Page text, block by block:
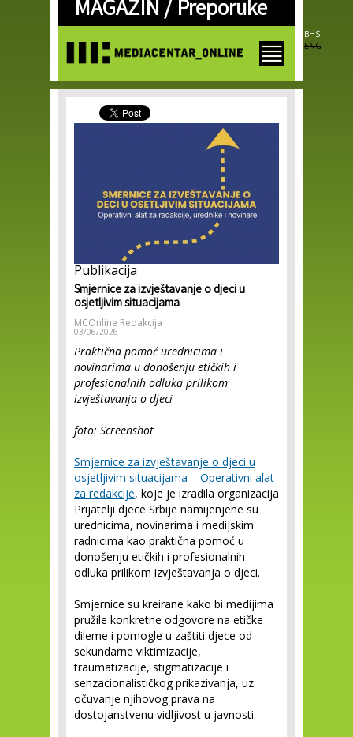
Skip to
main
MAGAZIN /Preporuke
BHS
ENG
Publikacija
Smjernice za izvještavanje o djeci u
osjetljivim situacijama
MCOnline Redakcija
03/06/2026
Praktična pomoć urednicima i
novinarima u donošenju etičkih i
profesionalnih odluka prilikom
izvještavanja o djeci
foto: Screenshot
Smjernice za izvještavanje o djeci u
osjetljivim situacijama – Operativni alat
za redakcije, koje je izradila organizacija
Prijatelji djece Srbije namijenjene su
urednicima, novinarima i medijskim
radnicima kao praktična pomoć u
donošenju etičkih i profesionalnih
odluka prilikom izvještavanja o djeci.
Smjernice su kreirane kako bi medijima
pružile konkretne odgovore na etičke
dileme i pomogle u zaštiti djece od
sekundarne viktimizacije,
traumatizacije, stigmatizacije i
senzacionalističkog prikazivanja, uz
očuvanje njihovog prava na
dostojanstvenu vidljivost u javnosti.